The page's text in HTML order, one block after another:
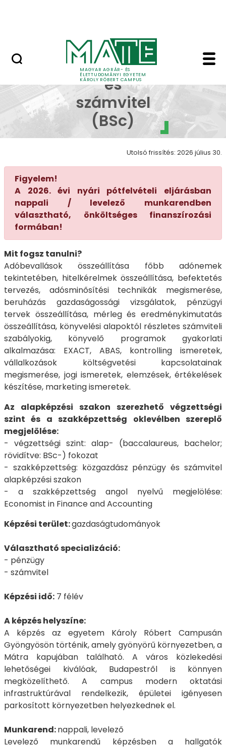
MAGYAR AGRÁR- ÉS
ÉLETTUDOMÁNYI EGYETEM
KÁROLY RÓBERT CAMPUS
Pénzügy és
Pénzügy
és
számvitel
(BSc)
Utolsó frissítés: 2026 július 30.
Figyelem!
A 2026. évi nyári pótfelvételi eljárásban
nappali / levelező munkarendben
választható, önköltséges finanszírozási
formában!
Mit fogsz tanulni?
Adóbevallások összeállítása főbb adónemek
tekintetében, hitelkérelmek összeállítása, befektetés
tervezés, adósminősítési technikák megismerése,
beruházás gazdaságossági vizsgálatok, pénzügyi
tervek összeállítása, mérleg és eredménykimutatás
összeállítása, könyvelési alapoktól részletes számviteli
szabályokig, könyvelő programok gyakorlati
alkalmazása: EXACT, ABAS, kontrolling ismeretek,
vállalkozások költségvetési kapcsolatainak
megismerése, jogi ismeretek, elemzések, értékelések
készítése, marketing ismeretek.
Az alapképzési szakon szerezhető végzettségi
szint és a szakképzettség oklevélben szereplő
megjelölése:
- végzettségi szint: alap- (baccalaureus, bachelor;
rövidítve: BSc-) fokozat
- szakképzettség: közgazdász pénzügy és számvitel
alapképzési szakon
- a szakképzettség angol nyelvű megjelölése:
Economist in Finance and Accounting
Képzési terület:gazdaságtudományok
Választható specializáció:
- pénzügy
- számvitel
Képzési idő: 7 félév
A képzés helyszíne:
A képzés az egyetem Károly Róbert Campusán
Gyöngyösön történik, amely gyönyörű környezetben, a
Mátra kapujában található. A város közlekedési
lehetőségei kiválóak, Budapestről is könnyen
megközelíthető. A campus modern oktatási
infrastruktúrával rendelkezik, épületei igényesen
parkosított környezetben helyezkednek el.
Munkarend:nappali, levelező
Levelező munkarendű képzésben a hallgatók